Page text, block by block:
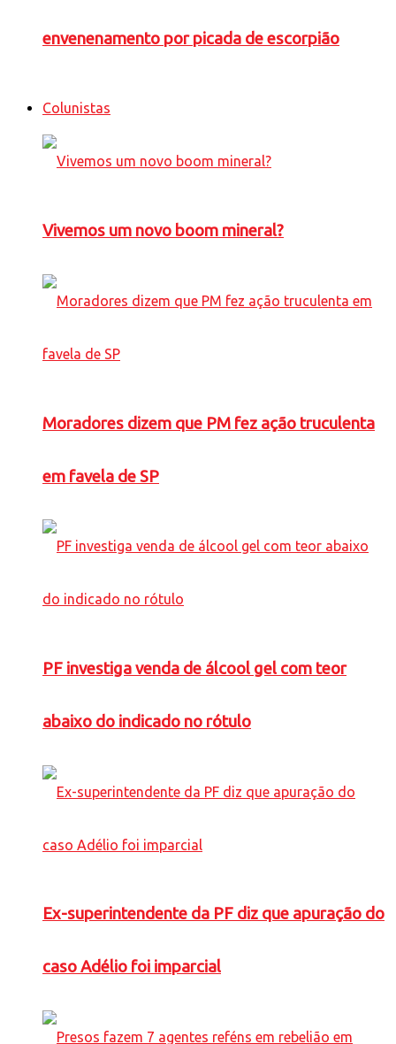
envenenamento por picada de escorpião
Colunistas
Vivemos um novo boom mineral?
Moradores dizem que PM fez ação truculenta
em favela de SP
PF investiga venda de álcool gel com teor
abaixo do indicado no rótulo
Ex-superintendente da PF diz que apuração do
caso Adélio foi imparcial